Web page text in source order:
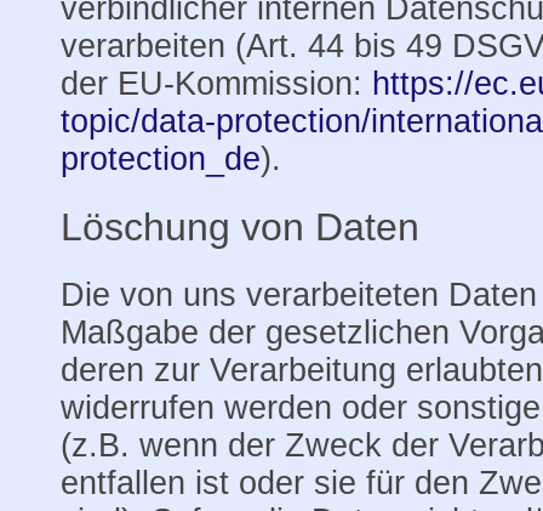
verbindlicher internen
verarbeiten (Art. 44 bis 49
der EU-Kommission: https://
topic/data-protection/
protection_de).
Löschung von Daten
Die von uns verarbeiteten
Maßgabe der gesetzlichen
deren zur Verarbeitung
widerrufen werden oder
(z.B. wenn der Zweck der
entfallen ist oder sie für den